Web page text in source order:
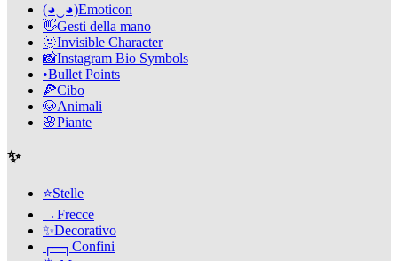
(◕‿◕)Emoticon
👋Gesti della mano
🫥Invisible Character
📸Instagram Bio Symbols
•Bullet Points
🍕Cibo
🐶Animali
🌸Piante
✨
⭐Stelle
→Frecce
✨Decorativo
┌─┐ Confini